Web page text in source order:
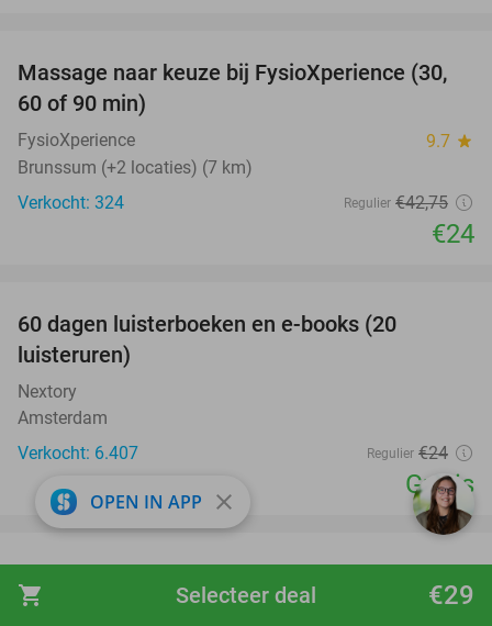
shopping_cart €29
Selecteer deal
44%
Massage naar keuze bij FysioXperience (30,
60 of 90 min)
FysioXperience 9.7 star
Brunssum (+2 locaties) (7 km)
Verkocht: 324
Regulier €42,75
€24
60 dagen luisterboeken en e-books (20
luisteruren)
Nextory
Amsterdam
Verkocht: 6.407
Regulier €24
Gratis
25%
favorite_border
+ softijsje
OPEN IN APP close